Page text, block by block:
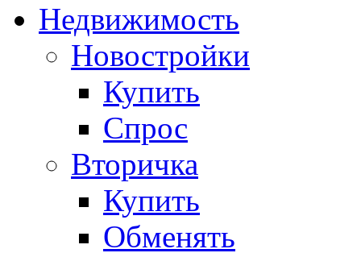
Недвижимость
Новостройки
Купить
Спрос
Вторичка
Купить
Обменять